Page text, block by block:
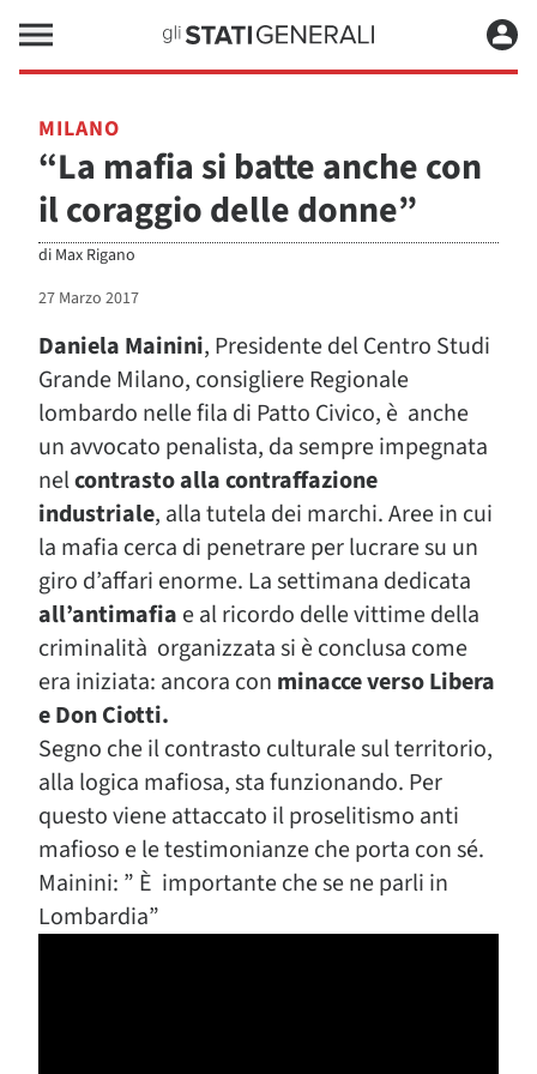
MILANO
“La mafia si batte anche con
il coraggio delle donne”
di Max Rigano
27 Marzo 2017
Daniela Mainini, Presidente del Centro Studi
Grande Milano, consigliere Regionale
lombardo nelle fila di Patto Civico, è anche
un avvocato penalista, da sempre impegnata
nelcontrasto alla contraffazione
industriale, alla tutela dei marchi. Aree in cui
la mafia cerca di penetrare per lucrare su un
giro d’affari enorme. La settimana dedicata
all’antimafia e al ricordo delle vittime della
criminalità organizzata si è conclusa come
era iniziata: ancora con minacce verso Libera
e Don Ciotti.
Segno che il contrasto culturale sul territorio,
alla logica mafiosa, sta funzionando. Per
questo viene attaccato il proselitismo anti
mafioso e le testimonianze che porta con sé.
Mainini: ” È importante che se ne parli in
Lombardia”